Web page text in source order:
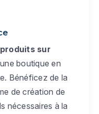
sur
boutique en
Bénéficez de la
de création de
nécessaires à la